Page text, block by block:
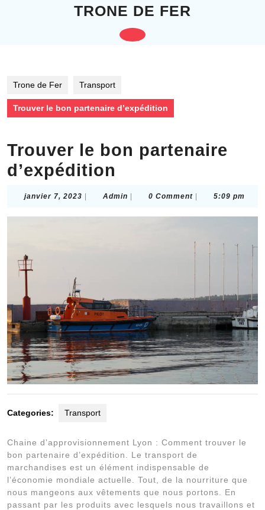
TRONE DE FER
Open
Trone de Fer Transport
Trouver le bon partenaire d’expédition
Trouver le bon partenaire
d’expédition
janvier 7, 2023 janvier
2023
Admin Admin0 Comment 5:09 pm
Categories: Transport
Chaine d’approvisionnement Lyon : Comment trouver le
bon partenaire d’expédition. Le transport de
marchandises est un élément indispensable de
l’économie mondiale actuelle. Tout, de la nourriture que
nous mangeons aux vêtements que nous portons. En
passant par les produits avec lesquels nous travaillons et